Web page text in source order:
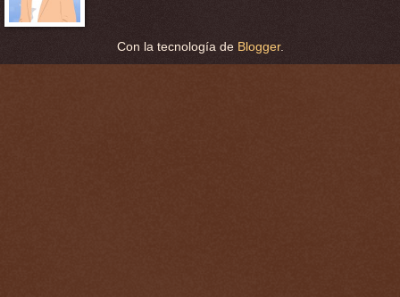
Con la tecnología de Blogger.